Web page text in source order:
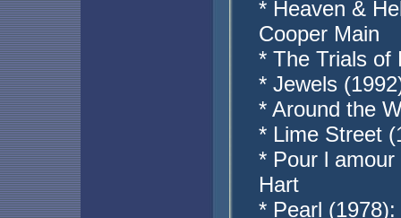
* Heaven &
Cooper Main
* The Trials of
* Jewels
* Around the
* Lime Street
* Pour l
Hart
* Pearl